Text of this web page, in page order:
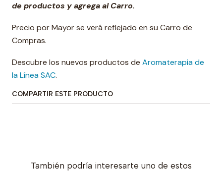
de productos y agrega al Carro.
Precio por Mayor se verá reflejado en su Carro de
Compras.
Descubre los nuevos productos de Aromaterapia de
la Línea SAC.
COMPARTIR ESTE PRODUCTO
También podría interesarte uno de estos